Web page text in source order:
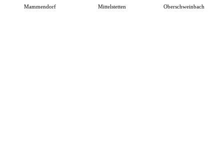
Mammendorf Mittelstetten Oberschweinbach